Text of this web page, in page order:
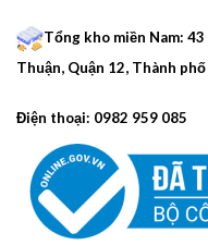
Tổng kho miền Nam:
Thuận, Quận 12, Thành
Điện thoại: 0982 959 085